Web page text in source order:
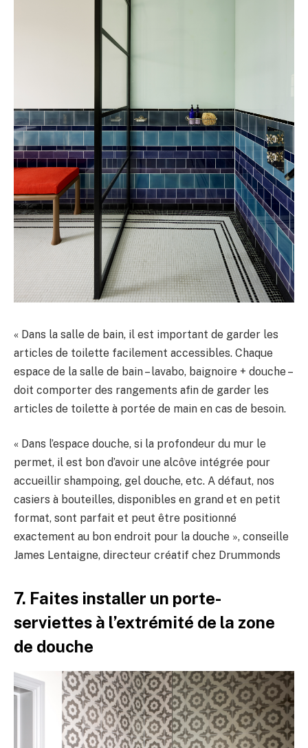
« Dans la salle de bain, il est important de garder les
articles de toilette facilement accessibles. Chaque
espace de la salle de bain – lavabo, baignoire + douche –
doit comporter des rangements afin de garder les
articles de toilette à portée de main en cas de besoin.
« Dans l’espace douche, si la profondeur du mur le
permet, il est bon d’avoir une alcôve intégrée pour
accueillir shampoing, gel douche, etc. A défaut, nos
casiers à bouteilles, disponibles en grand et en petit
format, sont parfait et peut être positionné
exactement au bon endroit pour la douche », conseille
James Lentaigne, directeur créatif chez Drummonds
7. Faites installer un porte-
serviettes à l’extrémité de la zone
de douche